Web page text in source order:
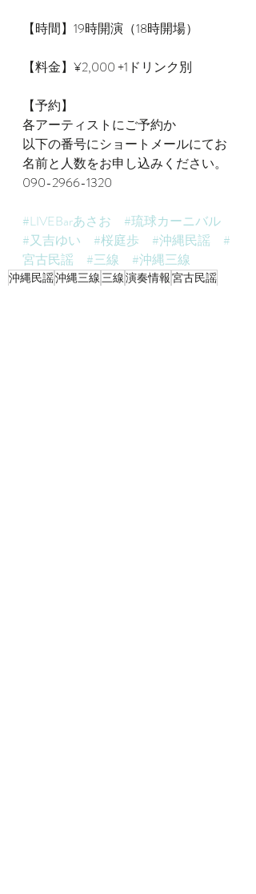
【時間】19時開演（18時開場）
【料金】¥2,000 +1ドリンク別
【予約】
各アーティストにご予約か
以下の番号にショートメールにてお
名前と人数をお申し込みください。
090-2966-1320
#LIVEBarあさお
#琉球カーニバル
#又吉ゆい
#桜庭歩 #沖縄民謡
#
宮古民謡
#三線 #沖縄三線
沖縄民謡沖縄三線三線演奏情報宮古民謡